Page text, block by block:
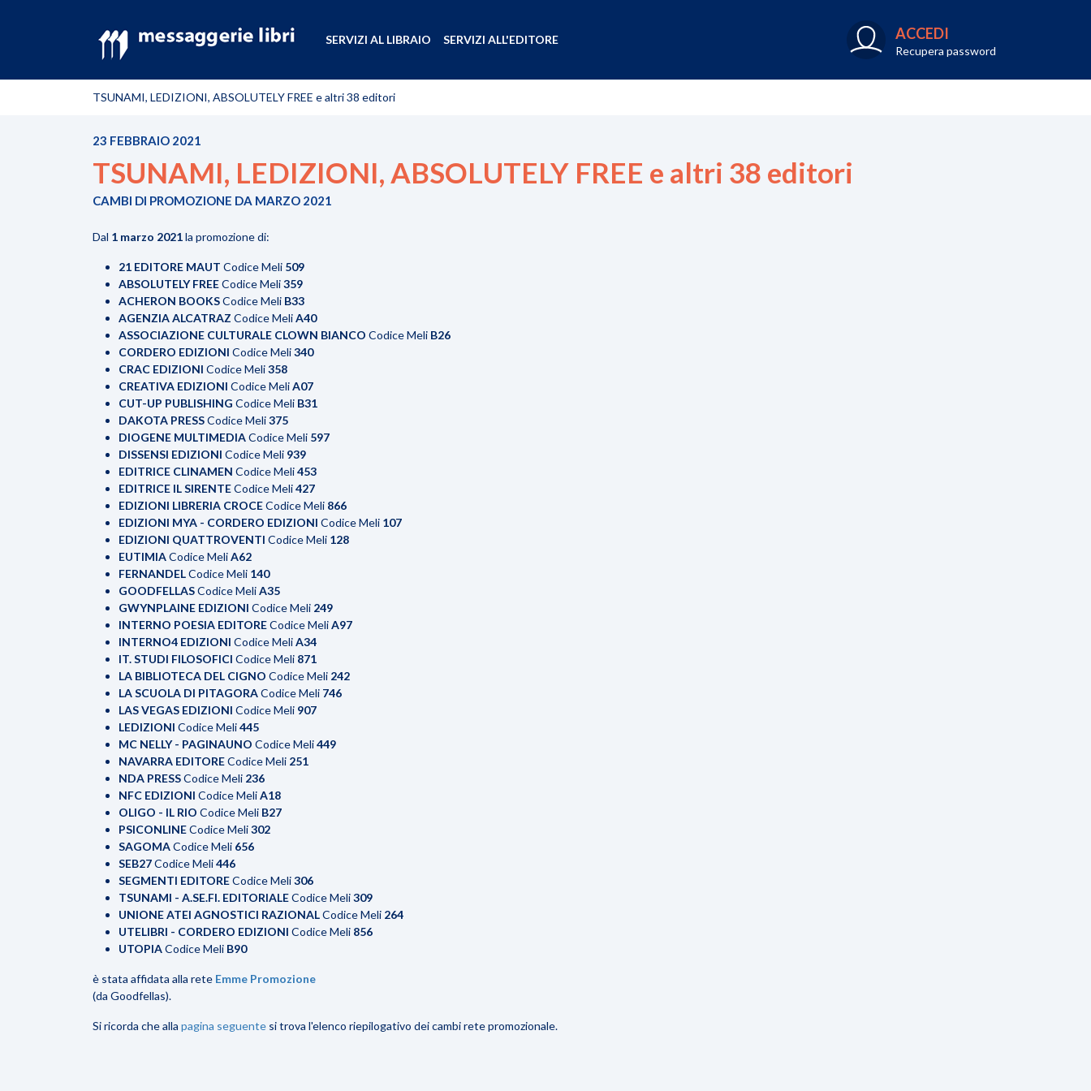
ACCEDI
Recupera password
SERVIZI AL LIBRAIO SERVIZI ALL'EDITORE
TSUNAMI, LEDIZIONI, ABSOLUTELY FREE e altri 38 editori
23 FEBBRAIO 2021
TSUNAMI, LEDIZIONI, ABSOLUTELY FREE e altri 38 editori
CAMBI DI PROMOZIONE DA MARZO 2021
Dal 1 marzo 2021la promozione di:
21 EDITORE MAUT Codice Meli 509
ABSOLUTELY FREECodice Meli359
ACHERON BOOKSCodice Meli B33
AGENZIA ALCATRAZ Codice MeliA40
ASSOCIAZIONE CULTURALE CLOWN BIANCO Codice Meli B26
CORDERO EDIZIONI Codice Meli340
CRAC EDIZIONI Codice Meli358
CREATIVA EDIZIONI Codice MeliA07
CUT-UP PUBLISHING Codice Meli B31
DAKOTA PRESSCodice Meli375
DIOGENE MULTIMEDIACodice Meli 597
DISSENSI EDIZIONI Codice Meli 939
EDITRICE CLINAMEN Codice Meli453
EDITRICE IL SIRENTECodice Meli427
EDIZIONI LIBRERIA CROCECodice Meli 866
EDIZIONI MYA - CORDERO EDIZIONI Codice Meli 107
EDIZIONI QUATTROVENTI Codice Meli 128
EUTIMIACodice MeliA62
FERNANDELCodice Meli 140
GOODFELLASCodice MeliA35
GWYNPLAINE EDIZIONI Codice Meli 249
INTERNO POESIA EDITORECodice MeliA97
INTERNO4 EDIZIONI Codice MeliA34
IT. STUDI FILOSOFICI Codice Meli 871
LA BIBLIOTECA DEL CIGNO Codice Meli 242
LA SCUOLA DI PITAGORACodice Meli 746
LAS VEGAS EDIZIONI Codice Meli 907
LEDIZIONI Codice Meli445
MC NELLY - PAGINAUNO Codice Meli449
NAVARRA EDITORECodice Meli 251
NDA PRESSCodice Meli 236
NFC EDIZIONI Codice MeliA18
OLIGO - IL RIO Codice Meli B27
PSICONLINECodice Meli302
SAGOMACodice Meli 656
SEB27Codice Meli446
SEGMENTI EDITORECodice Meli306
TSUNAMI - A.SE.FI. EDITORIALECodice Meli309
UNIONE ATEI AGNOSTICI RAZIONALCodice Meli 264
UTELIBRI - CORDERO EDIZIONI Codice Meli 856
UTOPIACodice Meli B90
è stata affidata alla rete Emme Promozione
(da Goodfellas).
Si ricorda che alla pagina seguente si trova l'elenco riepilogativo dei cambi rete promozionale.